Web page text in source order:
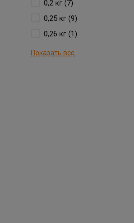
0,2 кг (7)
0,25 кг (9)
0,26 кг (1)
Показать все